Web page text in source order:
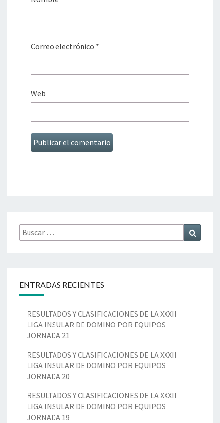
Correo electrónico *
Web
Buscar
por:
ENTRADAS RECIENTES
RESULTADOS Y CLASIFICACIONES DE LA XXXII
LIGA INSULAR DE DOMINO POR EQUIPOS
JORNADA 21
RESULTADOS Y CLASIFICACIONES DE LA XXXII
LIGA INSULAR DE DOMINO POR EQUIPOS
JORNADA 20
RESULTADOS Y CLASIFICACIONES DE LA XXXII
LIGA INSULAR DE DOMINO POR EQUIPOS
JORNADA 19